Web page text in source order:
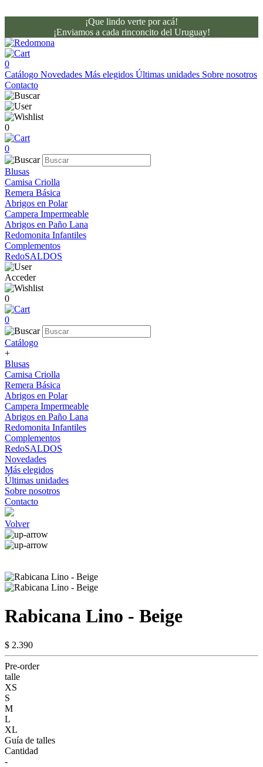
¡Que lindo verte por acá!
¡Enviamos a cada rinconcito del Uruguay!
0
Catálogo Novedades Más elegidos Últimas unidades Sobre nosotros
Contacto
0
0
Blusas
Camisa Criolla
Remera Básica
Abrigos en Polar
Campera Impermeable
Abrigos en Paño Lana
Redomonita Infantiles
Complementos
RedoSALDOS
Acceder
0
0
Catálogo
+
Blusas
Camisa Criolla
Remera Básica
Abrigos en Polar
Campera Impermeable
Abrigos en Paño Lana
Redomonita Infantiles
Complementos
RedoSALDOS
Novedades
Más elegidos
Últimas unidades
Sobre nosotros
Contacto
Volver
Rabicana Lino - Beige
$ 2.390
Pre-order
talle
XS
S
M
L
XL
Guía de talles
Cantidad
-